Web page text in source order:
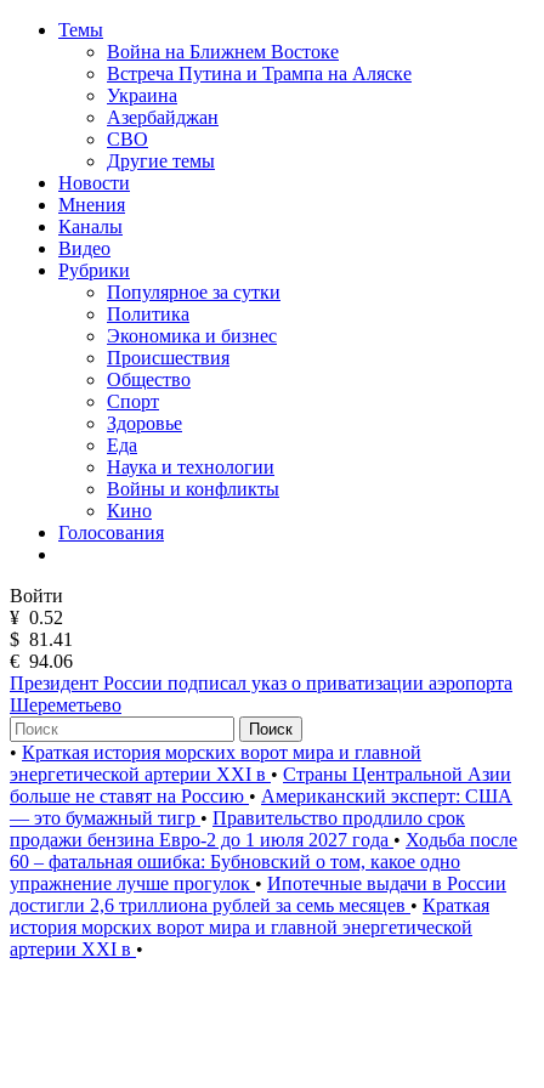
Темы
Война на Ближнем Востоке
Встреча Путина и Трампа на Аляске
Украина
Азербайджан
СВО
Другие темы
Новости
Мнения
Каналы
Видео
Рубрики
Популярное за сутки
Политика
Экономика и бизнес
Происшествия
Общество
Спорт
Здоровье
Еда
Наука и технологии
Войны и конфликты
Кино
Голосования
Войти
¥ 0.52
$ 81.41
€ 94.06
Президент России подписал указ о приватизации аэропорта
Шереметьево
Поиск
• Краткая история морских ворот мира и главной
энергетической артерии XXI в • Страны Центральной Азии
больше не ставят на Россию • Американский эксперт: США
— это бумажный тигр • Правительство продлило срок
продажи бензина Евро-2 до 1 июля 2027 года • Ходьба после
60 – фатальная ошибка: Бубновский о том, какое одно
упражнение лучше прогулок • Ипотечные выдачи в России
достигли 2,6 триллиона рублей за семь месяцев • Краткая
история морских ворот мира и главной энергетической
артерии XXI в •